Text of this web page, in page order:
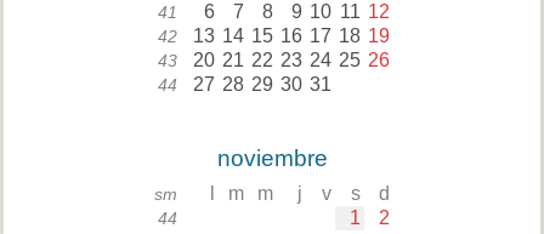
41 6 7 8 9 10 11 12
42 13 14 15 16 17 18 19
43 20 21 22 23 24 25 26
44 27 28 29 30 31
noviembre
sm m m j v s d
44 1 2